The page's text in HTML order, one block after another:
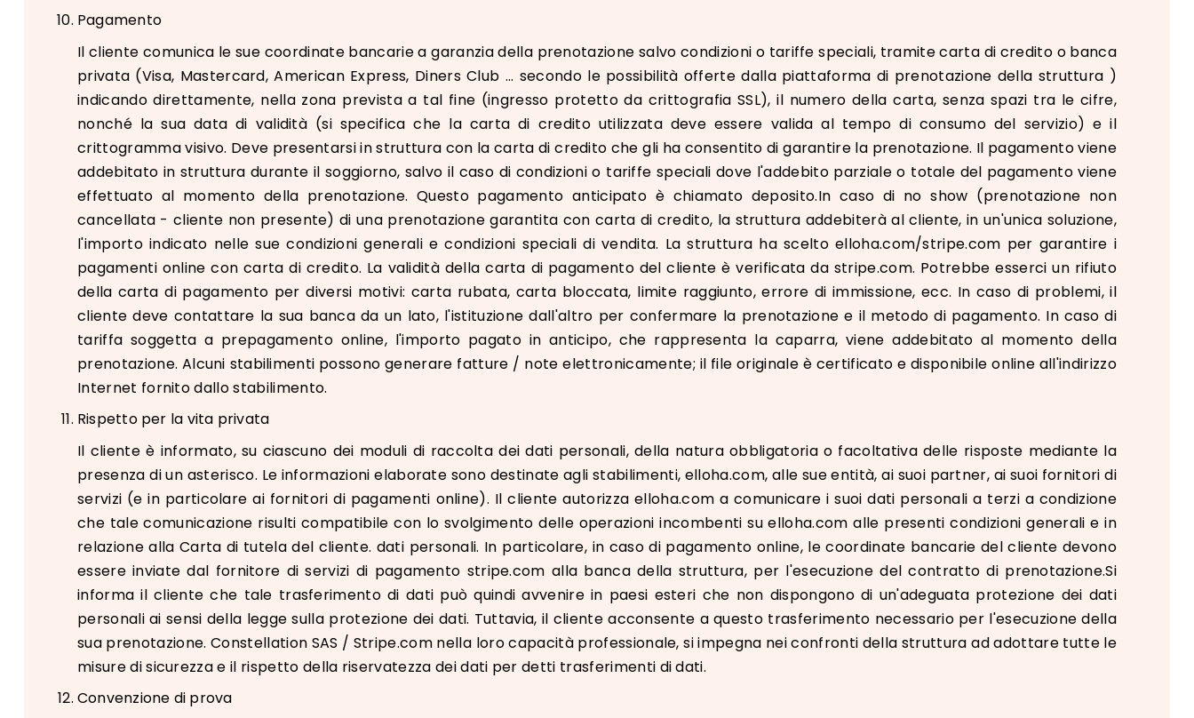
Pagamento
Il cliente comunica le sue coordinate bancarie a garanzia della prenotazione salvo condizioni o tariffe speciali, tramite carta di credito o banca
privata (Visa, Mastercard, American Express, Diners Club ... secondo le possibilità offerte dalla piattaforma di prenotazione della struttura )
indicando direttamente, nella zona prevista a tal fine (ingresso protetto da crittografia SSL), il numero della carta, senza spazi tra le cifre,
nonché la sua data di validità (si specifica che la carta di credito utilizzata deve essere valida al tempo di consumo del servizio) e il
crittogramma visivo. Deve presentarsi in struttura con la carta di credito che gli ha consentito di garantire la prenotazione. Il pagamento viene
addebitato in struttura durante il soggiorno, salvo il caso di condizioni o tariffe speciali dove l'addebito parziale o totale del pagamento viene
effettuato al momento della prenotazione. Questo pagamento anticipato è chiamato deposito.In caso di no show (prenotazione non
cancellata - cliente non presente) di una prenotazione garantita con carta di credito, la struttura addebiterà al cliente, in un'unica soluzione,
l'importo indicato nelle sue condizioni generali e condizioni speciali di vendita. La struttura ha scelto elloha.com/stripe.com per garantire i
pagamenti online con carta di credito. La validità della carta di pagamento del cliente è verificata da stripe.com. Potrebbe esserci un rifiuto
della carta di pagamento per diversi motivi: carta rubata, carta bloccata, limite raggiunto, errore di immissione, ecc. In caso di problemi, il
cliente deve contattare la sua banca da un lato, l'istituzione dall'altro per confermare la prenotazione e il metodo di pagamento. In caso di
tariffa soggetta a prepagamento online, l'importo pagato in anticipo, che rappresenta la caparra, viene addebitato al momento della
prenotazione. Alcuni stabilimenti possono generare fatture / note elettronicamente; il file originale è certificato e disponibile online all'indirizzo
Internet fornito dallo stabilimento.
Rispetto per la vita privata
Il cliente è informato, su ciascuno dei moduli di raccolta dei dati personali, della natura obbligatoria o facoltativa delle risposte mediante la
presenza di un asterisco. Le informazioni elaborate sono destinate agli stabilimenti, elloha.com, alle sue entità, ai suoi partner, ai suoi fornitori di
servizi (e in particolare ai fornitori di pagamenti online). Il cliente autorizza elloha.com a comunicare i suoi dati personali a terzi a condizione
che tale comunicazione risulti compatibile con lo svolgimento delle operazioni incombenti su elloha.com alle presenti condizioni generali e in
relazione alla Carta di tutela del cliente. dati personali. In particolare, in caso di pagamento online, le coordinate bancarie del cliente devono
essere inviate dal fornitore di servizi di pagamento stripe.com alla banca della struttura, per l'esecuzione del contratto di prenotazione.Si
informa il cliente che tale trasferimento di dati può quindi avvenire in paesi esteri che non dispongono di un'adeguata protezione dei dati
personali ai sensi della legge sulla protezione dei dati. Tuttavia, il cliente acconsente a questo trasferimento necessario per l'esecuzione della
sua prenotazione. Constellation SAS / Stripe.com nella loro capacità professionale, si impegna nei confronti della struttura ad adottare tutte le
misure di sicurezza e il rispetto della riservatezza dei dati per detti trasferimenti di dati.
Convenzione di prova